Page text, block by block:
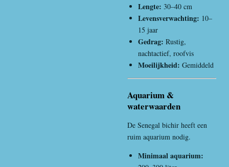
Lengte: 30–40 cm
Levensverwachting: 10–
15 jaar
Gedrag: Rustig,
nachtactief, roofvis
Moeilijkheid: Gemiddeld
Aquarium &
waterwaarden
De Senegal bichir heeft een
ruim aquarium nodig.
Minimaal aquarium: